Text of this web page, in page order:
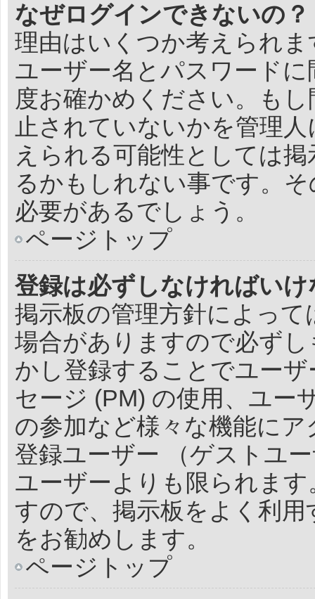
なぜログインできないの？
理由はいくつか考えられ
ユーザー名とパスワード
度お確かめください。も
止されていないかを管理
えられる可能性としては
るかもしれない事です。
必要があるでしょう。
ページトップ
登録は必ずしなければい
掲示板の管理方針によっ
場合がありますので必ず
かし登録することでユー
セージ (PM) の使用、ユー
の参加など様々な機能に
登録ユーザー （ゲストユ
ユーザーよりも限られま
すので、掲示板をよく利
をお勧めします。
ページトップ